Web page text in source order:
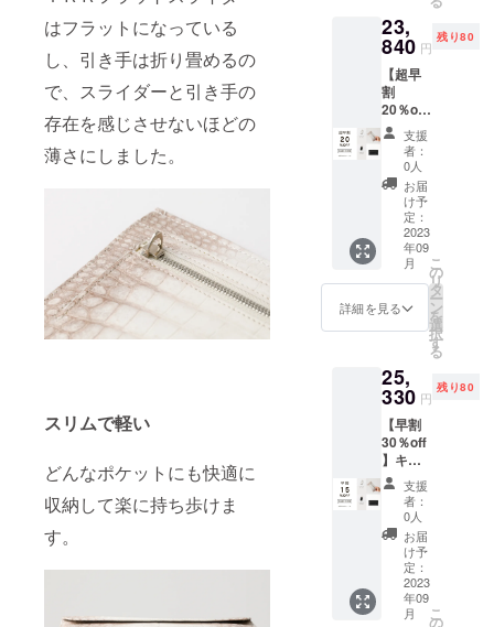
はフラットになっている
し、引き手は折り畳めるの
で、スライダーと引き手の
存在を感じさせないほどの
薄さにしました。
スリムで軽い
どんなポケットにも快適に
収納して楽に持ち歩けま
す。
29,800
円の商
品を
25%OF
Fで予約
購入い
ただけ
ます。
※本プロ
ジェク
トを通
して想
定を上
回る皆
様から
応援購
入を頂
環境か
ら量産
更に整
えるこ
とがで
きた場
合、正
規販売
価格が
販売予
定価格
より下
がる可
23,
840 円
残り80
【超早
割
20％off
】キー
ホル
ダープ
レゼン
ト付ク
ロコダ
イル極
薄お財
布 お好
きなカ
ラー1点
※一般販
29800
円の商
品を
20%OF
Fで予約
購入い
ただけ
ます。
※本プロ
ジェク
トを通
して想
定を上
回る皆
様から
支援
者：
0人
お届
け予
定：
2023
年09
月
詳細を見る
こ
の
リ
タ
ー
ン
を
選
択
す
る
25,
330 円
残り80
【早割
30％off
】キー
ホル
ダープ
レゼン
ト付ク
ロコダ
イル極
薄お財
布 お好
きなカ
支援
者：
0人
お届
け予
定：
2023
年09
月
こ
の